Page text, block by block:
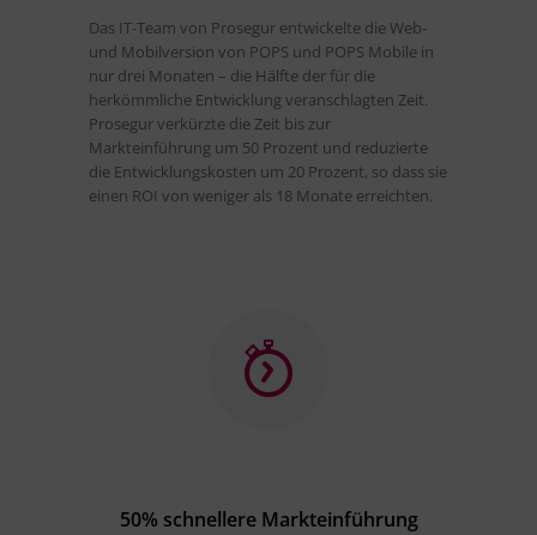
Das IT-Team von Prosegur entwickelte die Web-
und Mobilversion von POPS und POPS Mobile in
nur drei Monaten – die Hälfte der für die
herkömmliche Entwicklung veranschlagten Zeit.
Prosegur verkürzte die Zeit bis zur
Markteinführung um 50 Prozent und reduzierte
die Entwicklungskosten um 20 Prozent, so dass sie
einen ROI von weniger als 18 Monate erreichten.
50% schnellere Markteinführung